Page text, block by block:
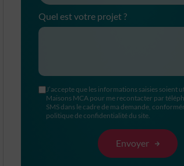
Quel est votre projet ?
J’accepte que les informations saisies soient
Maisons MCA pour me recontacter par
SMS dans le cadre de ma demande,
politique de confidentialité du site.